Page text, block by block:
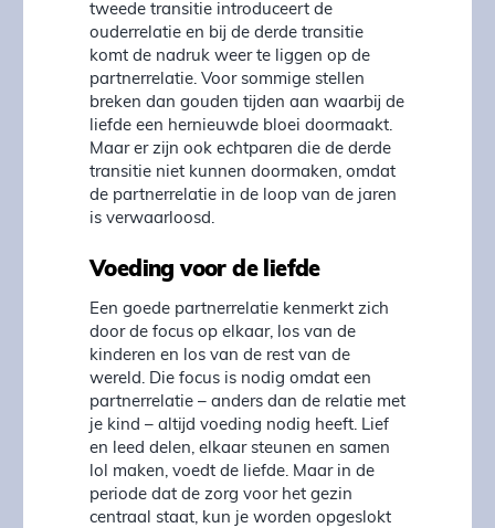
tweede transitie introduceert de
ouderrelatie en bij de derde transitie
komt de nadruk weer te liggen op de
partnerrelatie. Voor sommige stellen
breken dan gouden tijden aan waarbij de
liefde een hernieuwde bloei doormaakt.
Maar er zijn ook echtparen die de derde
transitie niet kunnen doormaken, omdat
de partnerrelatie in de loop van de jaren
is verwaarloosd.
Voeding voor de liefde
Een goede partnerrelatie kenmerkt zich
door de focus op elkaar, los van de
kinderen en los van de rest van de
wereld. Die focus is nodig omdat een
partnerrelatie – anders dan de relatie met
je kind – altijd voeding nodig heeft. Lief
en leed delen, elkaar steunen en samen
lol maken, voedt de liefde. Maar in de
periode dat de zorg voor het gezin
centraal staat, kun je worden opgeslokt